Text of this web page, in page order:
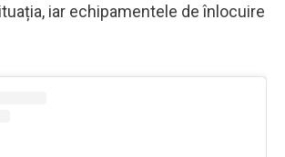
iar echipamentele de înlocuire